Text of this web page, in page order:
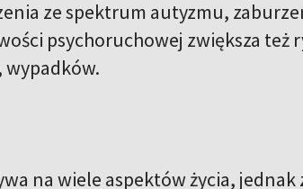
ze spektrum autyzmu,
psychoruchowej zwiększa też
wypadków.
na wiele aspektów życia,